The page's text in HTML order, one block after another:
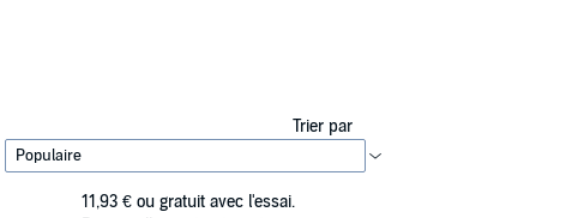
Trier par
11,93 € ou gratuit avec l'essai.